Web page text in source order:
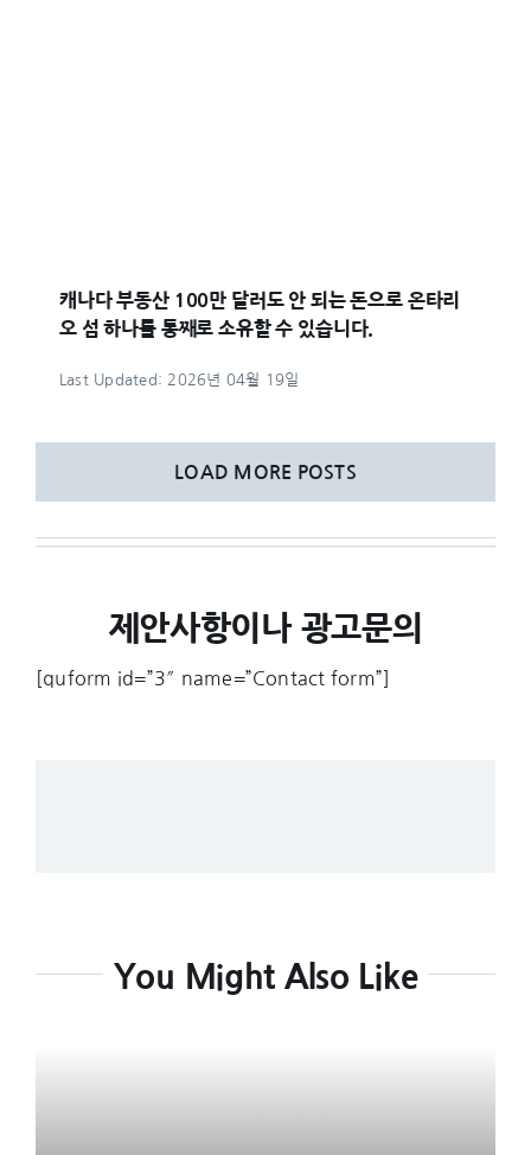
캐나다 부동산 100만 달러도 안 되는 돈으로 온타리
오 섬 하나를 통째로 소유할 수 있습니다.
Last Updated: 2026년 04월 19일
LOAD MORE POSTS
제안사항이나 광고문의
[quform id=”3″ name=”Contact form”]
You Might Also Like